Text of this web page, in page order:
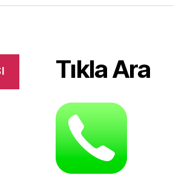
Tıkla Ara